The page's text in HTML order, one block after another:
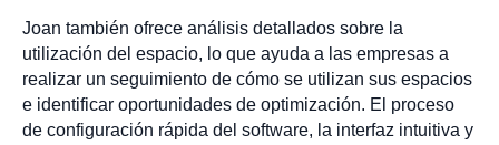
Joan también ofrece análisis detallados sobre la
utilización del espacio, lo que ayuda a las empresas a
realizar un seguimiento de cómo se utilizan sus espacios
e identificar oportunidades de optimización. El proceso
de configuración rápida del software, la interfaz intuitiva y